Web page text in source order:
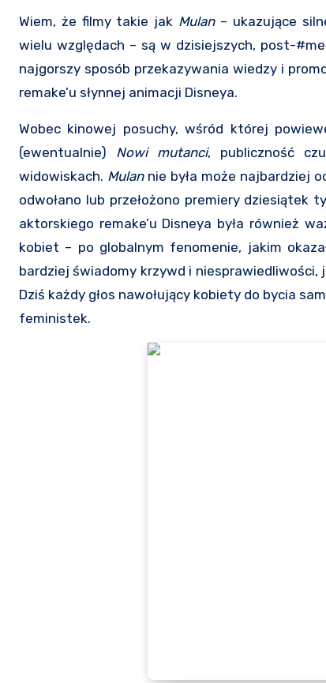
Wiem, że filmy takie jak Mulan– ukazujące
wielu względach – są w dzisiejszych, post-
najgorszy sposób przekazywania wiedzy i
remake’u słynnej animacji Disneya.
Wobec kinowej posuchy, wśród której
(ewentualnie) Nowi mutanci, publiczność
widowiskach. Mulan nie była może najbardziej
odwołano lub przełożono premiery dziesiątek
aktorskiego remake’u Disneya była również
kobiet – po globalnym fenomenie, jakim
bardziej świadomy krzywd i
Dziś każdy głos nawołujący kobiety do bycia
feministek.